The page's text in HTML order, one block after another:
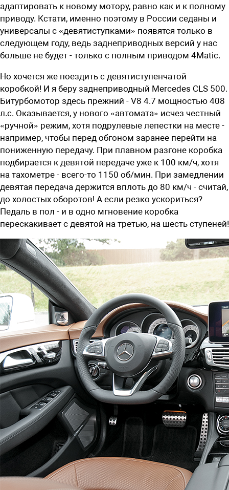
адаптировать к новому мотору, равно как и к полному
приводу. Кстати, именно поэтому в России седаны и
универсалы с «девятиступками» появятся только в
следующем году, ведь заднеприводных версий у нас
больше не будет - только с полным приводом 4Matic.
Но хочется же поездить с девятиступенчатой
коробкой! И я беру заднеприводный Mercedes CLS 500.
Битурбомотор здесь прежний - V8 4.7 мощностью 408
л.с. Оказывается, у нового «автомата» исчез честный
«ручной» режим, хотя подрулевые лепестки на месте -
например, чтобы перед обгоном заранее перейти на
пониженную передачу. При плавном разгоне коробка
подбирается к девятой передаче уже к 100 км/ч, хотя
на тахометре - всего-то 1150 об/мин. При замедлении
девятая передача держится вплоть до 80 км/ч - считай,
до холостых оборотов! А если резко ускориться?
Педаль в пол - и в одно мгновение коробка
перескакивает с девятой на третью, на шесть ступеней!